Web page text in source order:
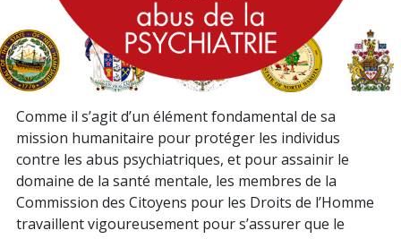
Comme il s’agit d’un élément fondamental de sa
mission humanitaire pour protéger les individus
contre les abus psychiatriques, et pour assainir le
domaine de la santé mentale, les membres de la
Commission des Citoyens pour les Droits de l’Homme
travaillent vigoureusement pour s’assurer que le